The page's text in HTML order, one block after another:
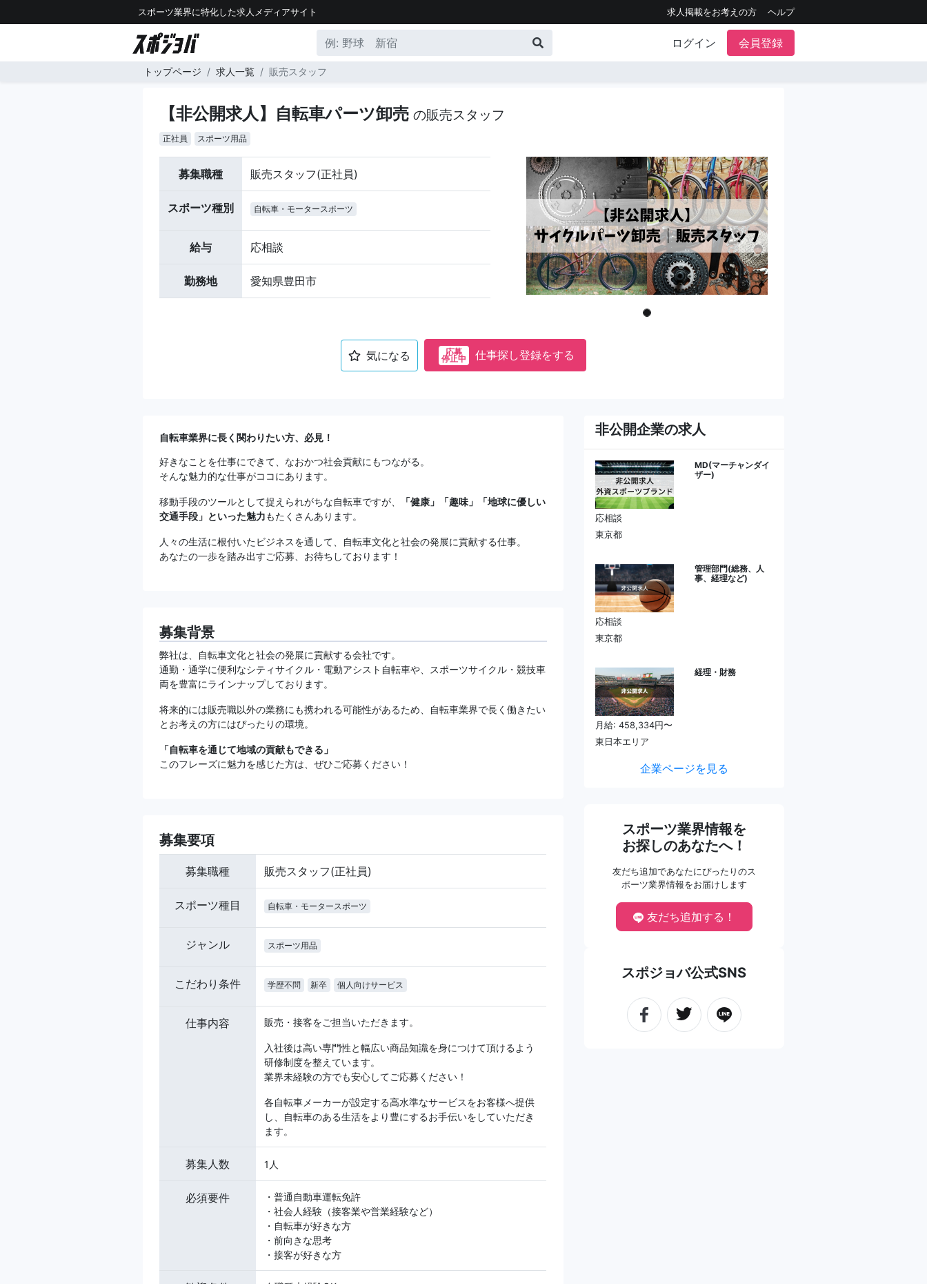
スポーツ業界に特化した求人メディアサイト 求人掲載をお考えの方 ヘルプ
ログイン 会員登録
トップページ 求人一覧 販売スタッフ
【非公開求人】自転車パーツ卸売 の販売スタッフ
正社員 スポーツ用品
募集職種 販売スタッフ(正社員)
スポーツ種別 自転車・モータースポーツ
給与 応相談
勤務地 愛知県豊田市
気になる 応募
停止中 仕事探し登録をする
自転車業界に長く関わりたい方、必見！
好きなことを仕事にできて、なおかつ社会貢献にもつながる。
そんな魅力的な仕事がココにあります。
移動手段のツールとして捉えられがちな自転車ですが、
「健康」「趣味」「地球に優しい
交通手段」といった魅力もたくさんあります。
人々の生活に根付いたビジネスを通して、自転車文化と社会の発展に貢献する仕事。
あなたの一歩を踏み出すご応募、お待ちしております！
募集背景
弊社は、自転車文化と社会の発展に貢献する会社です。
通勤・通学に便利なシティサイクル・電動アシスト自転車や、スポーツサイクル・競技車
両を豊富にラインナップしております。
将来的には販売職以外の業務にも携われる可能性があるため、自転車業界で長く働きたい
とお考えの方にはぴったりの環境。
「自転車を通じて地域の貢献もできる」
このフレーズに魅力を感じた方は、ぜひご応募ください！
募集要項
募集職種 販売スタッフ(正社員)
スポーツ種目 自転車・モータースポーツ
ジャンル スポーツ用品
こだわり条件 学歴不問 新卒 個人向けサービス
仕事内容 販売・接客をご担当いただきます。
入社後は高い専門性と幅広い商品知識を身につけて頂けるよう
研修制度を整えています。
業界未経験の方でも安心してご応募ください！
各自転車メーカーが設定する高水準なサービスをお客様へ提供
し、自転車のある生活をより豊にするお手伝いをしていただき
ます。
募集人数 1人
必須要件
・普通自動車運転免許
・社会人経験（接客業や営業経験など）
・自転車が好きな方
・前向きな思考
・接客が好きな方
非公開企業の求人
MD(マーチャンダイ
ザー)
応相談
東京都
管理部門(総務、人
事、経理など)
応相談
東京都
経理・財務
月給: 458,334円〜
東日本エリア
企業ページを見る
スポーツ業界情報を
お探しのあなたへ！
友だち追加であなたにぴったりのス
ポーツ業界情報をお届けします
友だち追加する！
スポジョバ公式SNS